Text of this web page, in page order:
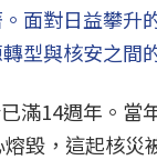
面對日益攀升
型與核安之間
滿14週年。當
毀，這起核災